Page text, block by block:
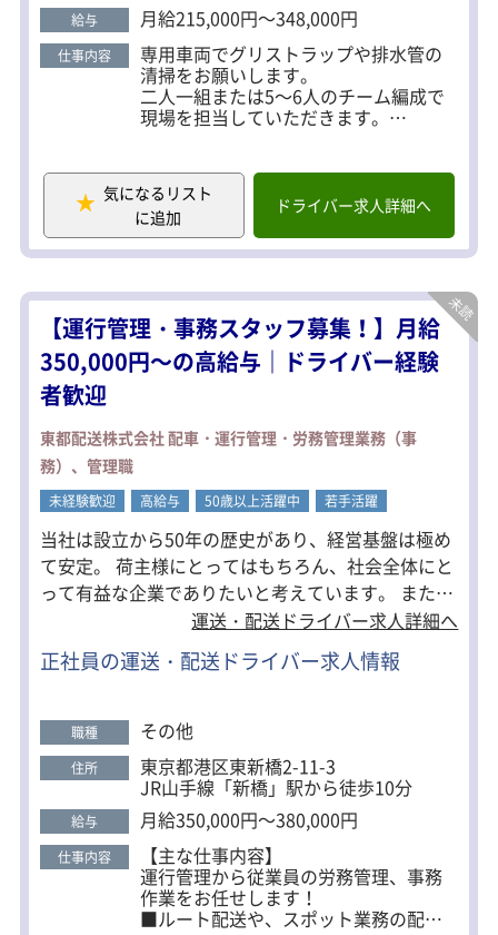
給与 月給215,000円～348,000円
仕事内容 専用車両でグリストラップや排水管の
清掃をお願いします。
二人一組または5～6人のチーム編成で
現場を担当していただきます。
どのような場所でも対応できる技術と
設備があります！
【仕事の流れ】
会社に集合し、現場へ向かう準備を行
います。
↓
現場にもよりますが、1日6～7件を担当
していただきます。
全ての現場のグリストラップや排水管
↓
吸引した汚れを処理施設へ運搬。
帰社
専用車の洗車、片付け、翌日の準備が
終わったら退社します。
※グリストラップとは※
厨房や飲食店などの排水から油脂を捕
捉し、排水管や下水道の詰まりを防ぐ
ための装置です。
グリストラップの清掃は、悪臭や害虫
掃が重要となります。
プ清掃時に発生する廃棄物は「廃油」
や「汚泥」に分類され、事業活動から
排出される場合には産業廃棄物として
処理する必要があります。
当社のサービスでは、清掃時に回収し
た「廃油」や「汚泥」（産業廃棄物）
の処理まで、一貫して対応していま
す。
気になるリスト
に追加
ドライバー求人詳細へ
【運行管理・事務スタッフ募集！】月給
350,000円～の高給与｜ドライバー経験
者歓迎
東都配送株式会社 配車・運行管理・労務管理業務（事
務）、管理職
未経験歓迎 高給与 50歳以上活躍中 若手活躍
当社は設立から50年の歴史があり、経営基盤は極め
て安定。 荷主様にとってはもちろん、社会全体にと
って有益な企業でありたいと考えています。 また、
安全性優良事業所認定のシンボルマーク「Gマー
ク」を取得しております！ 今後もモットーであ
る”安全・安心・信頼”を揺るがざるものとするた
社の強み◇ ■月給35万円～の高給与スタート！ ■
物流業界での知識・経験を活かして活躍できる！ 管
理職としてやりがいのある業務です。 あなたの能力
を発揮してください。 その他気になる点やご要望、
不明点等ありましたら、面接時にご説明いたしま
す！ ぜひ私たちと一緒に働きませんか？ あなたのご
応募をお待ちしております！
運送・配送ドライバー求人詳細へ
正社員の運送・配送ドライバー求人情報
職種 その他
住所 東京都港区東新橋2-11-3
JR山手線「新橋」駅から徒歩10分
給与 月給350,000円～380,000円
仕事内容 【主な仕事内容】
運行管理から従業員の労務管理、事務
作業をお任せします！
■ルート配送や、スポット業務の配車